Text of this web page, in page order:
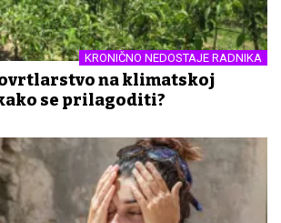
KRONIČNO NEDOSTAJE RADNIKA
na klimatskoj
se prilagoditi?